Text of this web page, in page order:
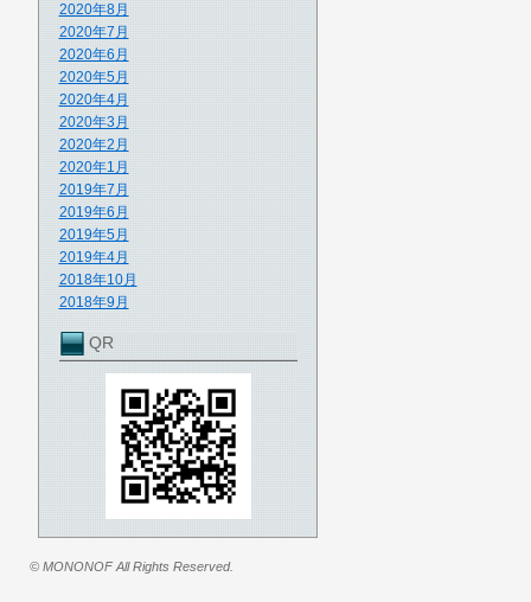
2020年8月
2020年7月
2020年6月
2020年5月
2020年4月
2020年3月
2020年2月
2020年1月
2019年7月
2019年6月
2019年5月
2019年4月
2018年10月
2018年9月
QR
© MONONOF All Rights Reserved.